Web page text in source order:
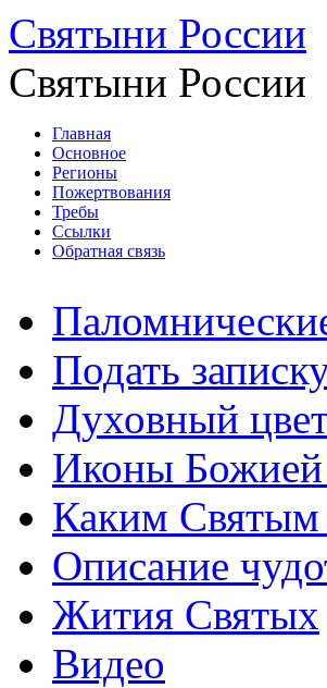
Святыни России
Святыни России
Главная
Основное
Регионы
Пожертвования
Требы
Ссылки
Обратная связь
Подать
Духовный
Иконы
Каким Святым
Описание
Жития Святых
Видео